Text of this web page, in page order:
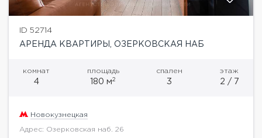
ID 52714
АРЕНДА КВАРТИРЫ, ОЗЕРКОВСКАЯ НАБ
комнат
4
площадь
180 м2
спален
3
этаж
2 / 7
Новокузнецкая
Адрес: Озерковская наб. 26